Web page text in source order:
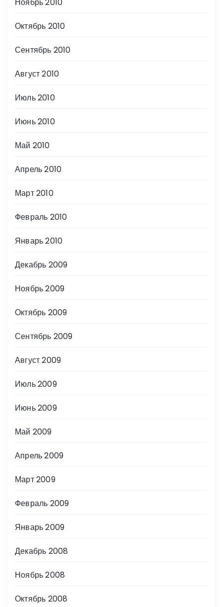
Октябрь 2010
Сентябрь 2010
Август 2010
Июль 2010
Июнь 2010
Май 2010
Апрель 2010
Март 2010
Февраль 2010
Январь 2010
Декабрь 2009
Ноябрь 2009
Октябрь 2009
Сентябрь 2009
Август 2009
Июль 2009
Июнь 2009
Май 2009
Апрель 2009
Март 2009
Февраль 2009
Январь 2009
Декабрь 2008
Ноябрь 2008
Октябрь 2008